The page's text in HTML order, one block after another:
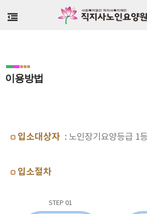
이용방법
입소대상자 : 노인장기요양등급 1
입소절차
STEP 01